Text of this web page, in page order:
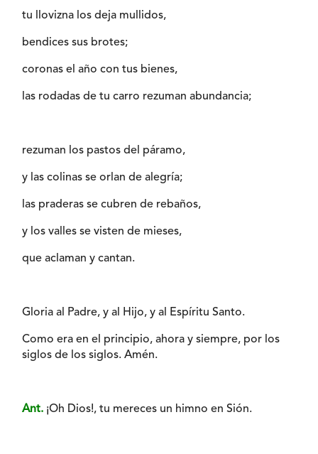
tu llovizna los deja mullidos,
bendices sus brotes;
coronas el año con tus bienes,
las rodadas de tu carro rezuman abundancia;
rezuman los pastos del páramo,
y las colinas se orlan de alegría;
las praderas se cubren de rebaños,
y los valles se visten de mieses,
que aclaman y cantan.
Gloria al Padre, y al Hijo, y al Espíritu Santo.
Como era en el principio, ahora y siempre, por los
siglos de los siglos. Amén.
Ant. ¡Oh Dios!, tu mereces un himno en Sión.